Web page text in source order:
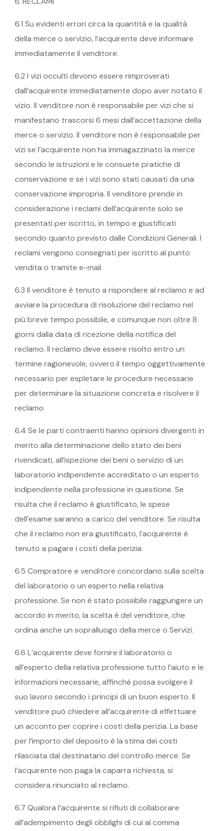
6.1 Su evidenti errori circa la quantità e la qualità
della merce o servizio, l’acquirente deve informare
immediatamente il venditore.
6.2 I vizi occulti devono essere rimproverati
dall’acquirente immediatamente dopo aver notato il
vizio. Il venditore non è responsabile per vizi che si
manifestano trascorsi 6 mesi dall’accettazione della
merce o servizio. Il venditore non è responsabile per
vizi se l’acquirente non ha immagazzinato la merce
secondo le istruzioni e le consuete pratiche di
conservazione e se i vizi sono stati causati da una
conservazione impropria. Il venditore prende in
considerazione i reclami dell’acquirente solo se
presentati per iscritto, in tempo e giustificati
secondo quanto previsto dalle Condizioni Generali. I
reclami vengono consegnati per iscritto al punto
vendita o tramite e-mail.
6.3 Il venditore è tenuto a rispondere al reclamo e ad
avviare la procedura di risoluzione del reclamo nel
più breve tempo possibile, e comunque non oltre 8
giorni dalla data di ricezione della notifica del
reclamo. Il reclamo deve essere risolto entro un
termine ragionevole, ovvero il tempo oggettivamente
necessario per espletare le procedure necessarie
per determinare la situazione concreta e risolvere il
reclamo
6.4 Se le parti contraenti hanno opinioni divergenti in
merito alla determinazione dello stato dei beni
rivendicati, all’ispezione dei beni o servizio di un
laboratorio indipendente accreditato o un esperto
indipendente nella professione in questione. Se
risulta che il reclamo è giustificato, le spese
dell’esame saranno a carico del venditore. Se risulta
che il reclamo non era giustificato, l’acquirente è
tenuto a pagare i costi della perizia.
6.5 Compratore e venditore concordano sulla scelta
del laboratorio o un esperto nella relativa
professione. Se non è stato possibile raggiungere un
accordo in merito, la scelta è del venditore, che
ordina anche un sopralluogo della merce o Servizi.
6.6 L’acquirente deve fornire il laboratorio o
all’esperto della relativa professione tutto l’aiuto e le
informazioni necessarie, affinché possa svolgere il
suo lavoro secondo i principi di un buon esperto. Il
venditore può chiedere all’acquirente di effettuare
un acconto per coprire i costi della perizia. La base
per l’importo del deposito è la stima dei costi
rilasciata dal destinatario del controllo merce. Se
l’acquirente non paga la caparra richiesta, si
considera rinunciato al reclamo.
6.7 Qualora l’acquirente si rifiuti di collaborare
all’adempimento degli obblighi di cui al comma